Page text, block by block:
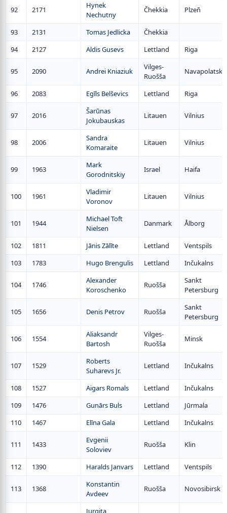
92 2171
Hynek
Nechutny
Čhekkia Plzeň
93 2131 Tomas Jedlicka
Čhekkia
94
2127 Aldis Gusevs Lettland Riga
95 2090 Andrei Kniaziuk
Vilges-
Ruošša
Navapolatsk
96 2083 Egīls Belševics Lettland Riga
97 2016
Šarūnas
Jokubauskas
Litauen Vilnius
98 2006
Sandra
Komaraite
Litauen Vilnius
99 1963
Mark
Gorodnitskiy
Israel Haifa
100 1961
Vladimir
Voronov
Litauen Vilnius
101 1944
Michael Toft
Nielsen
Danmark Ålborg
102 1811 Jānis Zālīte Lettland
Ventspils
103
1783 Hugo Brengulis Lettland Inčukalns
104 1746
Alexander
Koroschenko
Ruošša
Sankt
Petersburg
105 1656 Denis Petrov Ruošša
Sankt
Petersburg
106 1554
Aliaksandr
Bartosh
Vilges-
Ruošša
Minsk
107 1529
Roberts
Suharevs Jr.
Lettland Inčukalns
108 1527 Aigars Romals Lettland
Inčukalns
109
1476 Gunārs Buls Lettland
Jūrmala
110
1467 Elīna Gala Lettland Inčukalns
111 1433
Evgenii
Soloviev
Ruošša Klin
112 1390 Haralds Janvars Lettland Ventspils
113 1368
Konstantin
Avdeev
Ruošša Novosibirsk
Jurgita